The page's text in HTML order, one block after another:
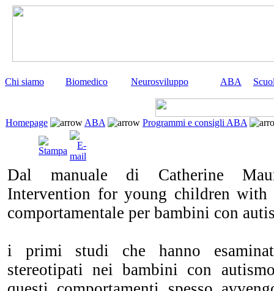
Chi siamo Biomedico Neurosviluppo ABA
Homepage ABA Programmi e consigli ABA
Dal manuale di Catherine
Intervention for young children with
comportamentale per bambini con
i primi studi che hanno
stereotipati nei bambini con